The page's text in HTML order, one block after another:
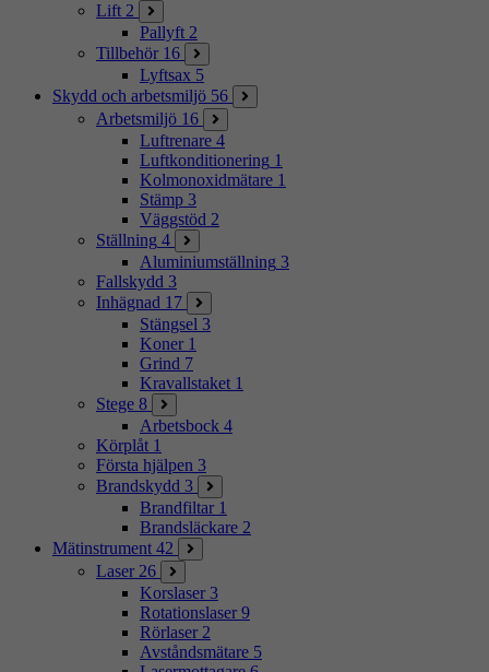
Lift 2
Pallyft 2
Tillbehör 16
Lyftsax 5
Skydd och arbetsmiljö 56
Arbetsmiljö 16
Luftrenare 4
Luftkonditionering 1
Kolmonoxidmätare 1
Stämp 3
Väggstöd 2
Ställning 4
Aluminiumställning 3
Fallskydd 3
Inhägnad 17
Stängsel 3
Koner 1
Grind 7
Kravallstaket 1
Stege 8
Arbetsbock 4
Körplåt 1
Första hjälpen 3
Brandskydd 3
Brandfiltar 1
Brandsläckare 2
Mätinstrument 42
Laser 26
Korslaser 3
Rotationslaser 9
Rörlaser 2
Avståndsmätare 5